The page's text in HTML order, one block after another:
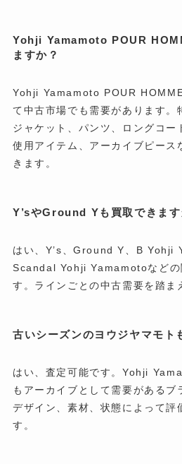
Yohji Yamamoto POUR
ますか？
Yohji Yamamoto POUR
て中古市場でも需要があります。
ジャケット、パンツ、ロングコ
使用アイテム、アーカイブピース
きます。
Y’sやGround Yも買取できます
はい、Y’s、Ground Y、B Yohji
Scandal Yohji Yamamotoなどの
す。ラインごとの中古需要を踏ま
古いシーズンのヨウジヤマモト
はい、査定可能です。Yohji
もアーカイブとして需要があるブ
デザイン、素材、状態によって評
す。